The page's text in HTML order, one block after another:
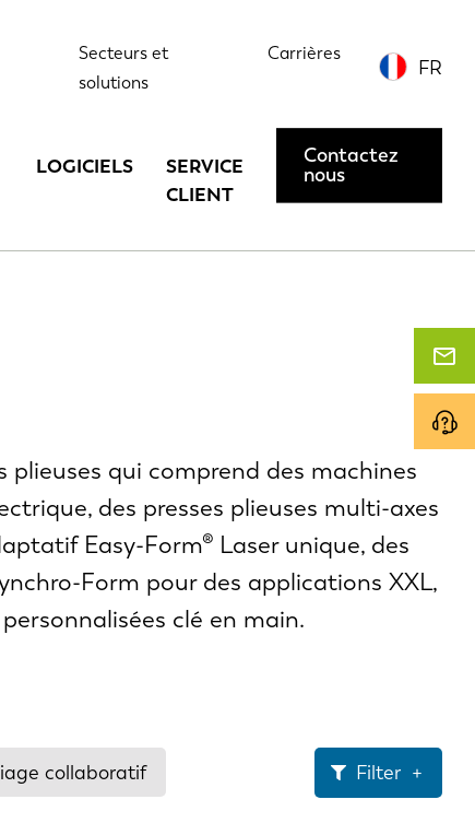
Secteurs et
solutions
Carrières
FR
LOGICIELS
SERVICE
CLIENT
Contactez
nous
qui comprend des machines
des presses plieuses multi-axes
Easy-Form® Laser unique, des
Form pour des applications XXL,
clé en main.
collaboratif Filter